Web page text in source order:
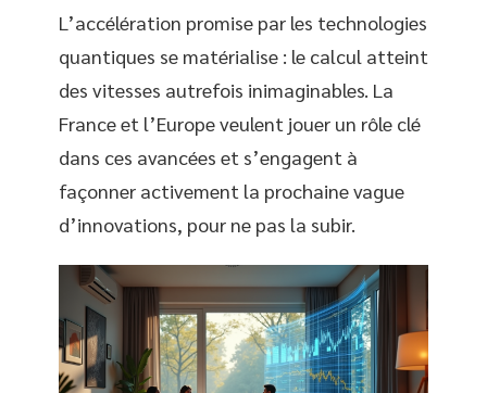
L’accélération promise par les technologies
quantiques se matérialise : le calcul atteint
des vitesses autrefois inimaginables. La
France et l’Europe veulent jouer un rôle clé
dans ces avancées et s’engagent à
façonner activement la prochaine vague
d’innovations, pour ne pas la subir.